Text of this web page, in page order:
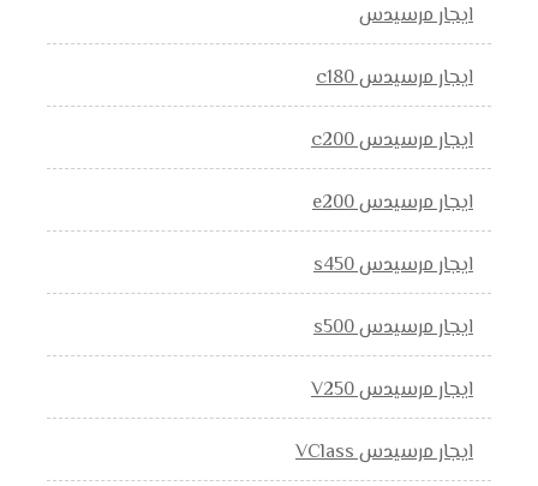
ايجار مرسيدس
ايجار مرسيدس c180
ايجار مرسيدس c200
ايجار مرسيدس e200
ايجار مرسيدس s450
ايجار مرسيدس s500
ايجار مرسيدس V250
ايجار مرسيدس VClass